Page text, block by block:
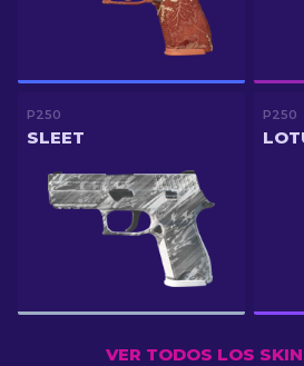
P250
SLEET
P250
VER TODOS LOS